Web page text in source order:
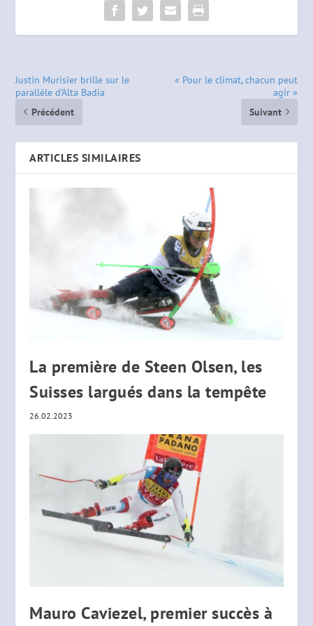
Justin Murisier brille sur le
parallèle d’Alta Badia
Précédent
« Pour le climat, chacun peut
agir »
Suivant
ARTICLES SIMILAIRES
La première de Steen Olsen, les
Suisses largués dans la tempête
26.02.2023
Mauro Caviezel, premier succès à